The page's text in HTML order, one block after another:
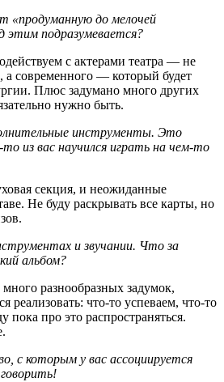
«продуманную до мелочей
подразумевается?
с актерами театра — не
а современного — который будет
Плюс задумано много других
нужно быть.
инструменты. Это
то из вас научился играть на чем-то
секция, и неожиданные
Не буду раскрывать все карты, но
и звучании. Что за
альбом?
много разнообразных задумок,
реализовать: что-то успеваем, что-то
пока про это распространяться.
с которым у вас ассоциируется